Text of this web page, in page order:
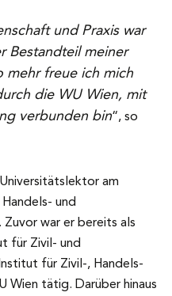
und Praxis war
Bestandteil meiner
mehr freue ich mich
die WU Wien, mit
verbunden bin“, so
am
und
war er bereits als
für Zivil- und
für Zivil-, Handels-
Wien tätig. Darüber hinaus